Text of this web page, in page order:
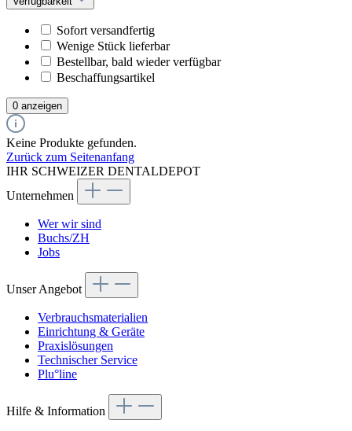
Sofort versandfertig
Wenige Stück lieferbar
Bestellbar, bald wieder verfügbar
Beschaffungsartikel
0 anzeigen
Keine Produkte gefunden.
Zurück zum Seitenanfang
IHR SCHWEIZER DENTALDEPOT
Unternehmen
Wer wir sind
Buchs/ZH
Jobs
Unser Angebot
Verbrauchsmaterialien
Einrichtung & Geräte
Praxislösungen
Technischer Service
Plu°line
Hilfe & Information